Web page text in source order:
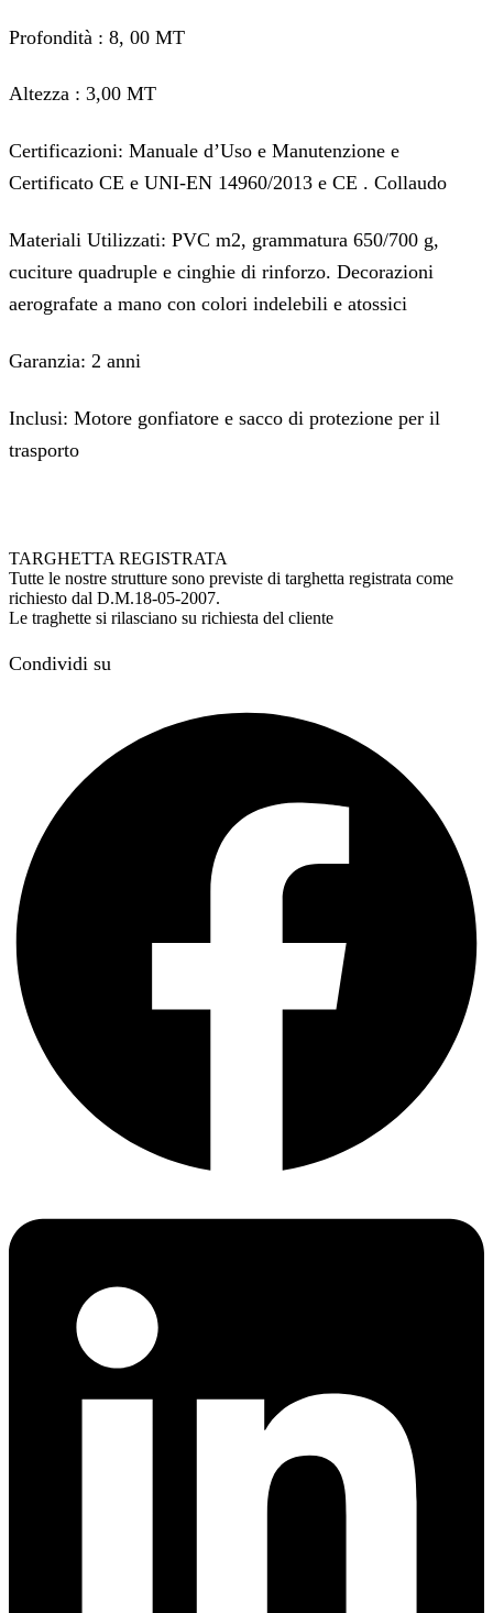
Profondità : 8, 00 MT
Altezza : 3,00 MT
Certificazioni: Manuale d’Uso e Manutenzione e
Certificato CE e UNI-EN 14960/2013 e CE . Collaudo
Materiali Utilizzati: PVC m2, grammatura 650/700 g,
cuciture quadruple e cinghie di rinforzo. Decorazioni
aerografate a mano con colori indelebili e atossici
Garanzia: 2 anni
Inclusi: Motore gonfiatore e sacco di protezione per il
trasporto
TARGHETTA REGISTRATA
Tutte le nostre strutture sono previste di targhetta registrata come
richiesto dal D.M.18-05-2007.
Le traghette si rilasciano su richiesta del cliente
Condividi su